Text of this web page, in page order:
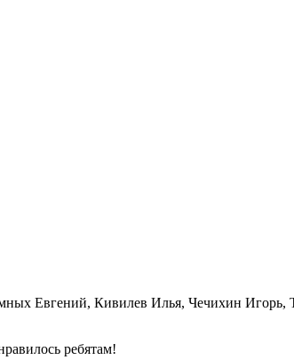
Евгений, Кивилев Илья, Чечихин Игорь,
ребятам!